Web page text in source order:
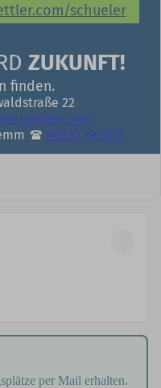
per Mail erhalten.